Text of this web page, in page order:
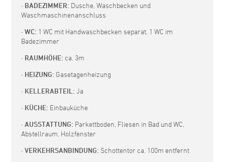
· BADEZIMMER: Dusche, Waschbecken und
Waschmaschinenanschluss
· WC: 1 WC mit Handwaschbecken separat, 1 WC im
Badezimmer
· RAUMHÖHE: ca. 3m
· HEIZUNG: Gasetagenheizung
· KELLERABTEIL: Ja
· KÜCHE: Einbauküche
· AUSSTATTUNG: Parkettboden, Fliesen in Bad und WC,
Abstellraum, Holzfenster
· VERKEHRSANBINDUNG: Schottentor ca. 100m entfernt